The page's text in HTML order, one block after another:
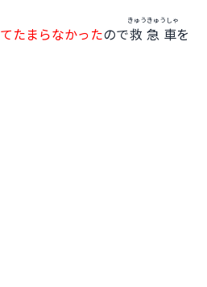
てたまらなかったので救急車
きゅうきゅうしゃ
を